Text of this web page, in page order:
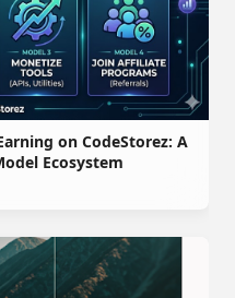
on CodeStorez: A
Ecosystem